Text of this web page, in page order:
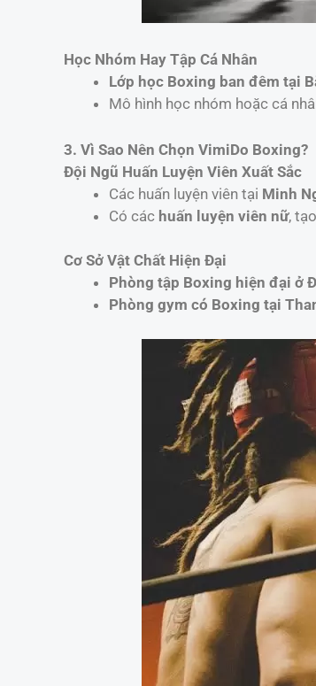
Học Nhóm Hay Tập Cá Nhân
Lớp học Boxing ban đêm tại
Mô hình học nhóm hoặc cá
3. Vì Sao Nên Chọn VimiDo Boxing?
Đội Ngũ Huấn Luyện Viên Xuất Sắc
Các huấn luyện viên tại Minh
Có các huấn luyện viên nữ,
Cơ Sở Vật Chất Hiện Đại
Phòng tập Boxing hiện đại ở
Phòng gym có Boxing tại